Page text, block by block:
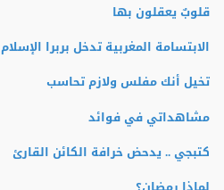
قلوبٌ يعقلون بها
الابتسامة المغربية تدخل بربرا الإسلام
تخيل أنك مفلس ولازم تحاسب
مشاهداتي في فوائد
كتبجي .. يدحض خرافة الكائن القارئ